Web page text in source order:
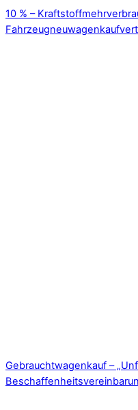
10 % –
Gebrauchtwagenkauf –